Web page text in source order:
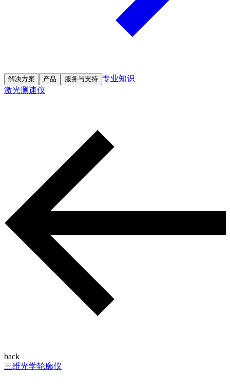
解决方案 产品 服务与支持 专业知识
激光测速仪
back
三维光学轮廓仪